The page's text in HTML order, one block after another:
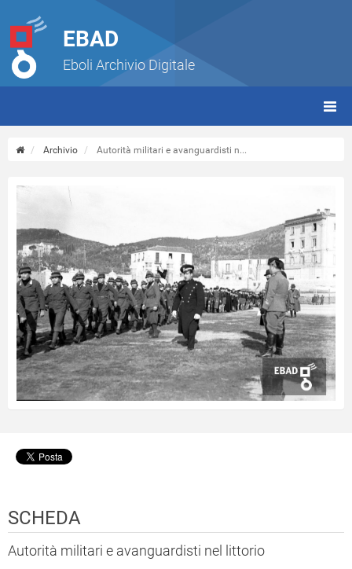
EBAD
Eboli Archivio Digitale
Archivio Autorità militari e avanguardisti n...
SCHEDA
Autorità militari e avanguardisti nel littorio